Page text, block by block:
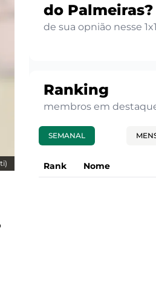
do Palmeiras?
de sua opnião nesse 1x1
Ranking
membros em
SEMANAL
Rank Nome